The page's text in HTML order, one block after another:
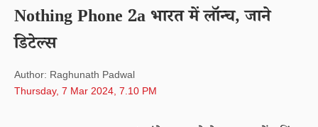
Nothing Phone 2a भारत में लॉन्च, जाने
डिटेल्स
Author: Raghunath Padwal
Thursday, 7 Mar 2024, 7.10 PM